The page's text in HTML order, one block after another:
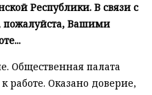
Республики. В связи с
пожалуйста, Вашими
Общественная палата
работе. Оказано доверие,